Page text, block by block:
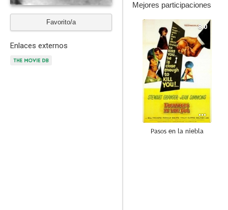
Favorito/a
Enlaces externos
Mejores participaciones
8.0
Pasos en la niebla